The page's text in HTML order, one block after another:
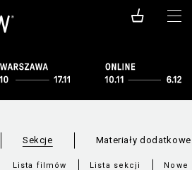
Sekcje
Lista filmów Lista sekcji Nowe
Materiały dodatkowe